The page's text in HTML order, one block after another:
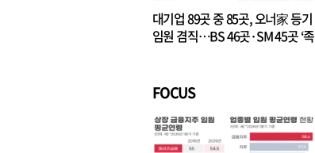
대기업 89곳 중 85곳, 오너家 등기
임원 겸직…BS 46곳·SM 45곳 ‘족
FOCUS